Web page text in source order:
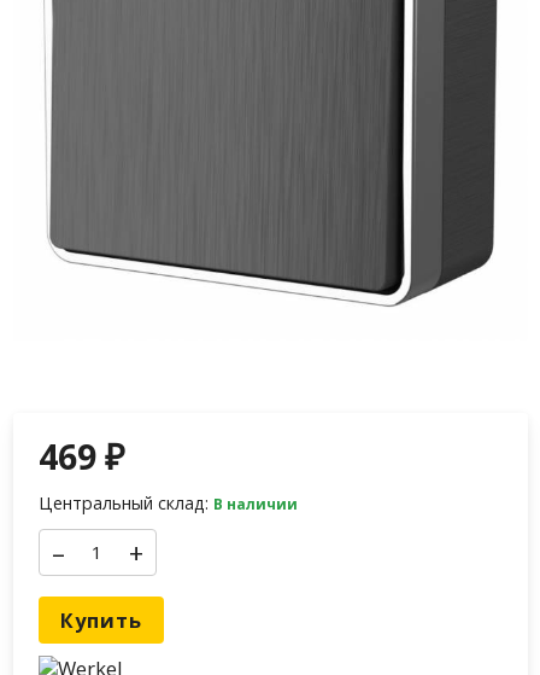
469₽
Центральный склад: В наличии
– +
Купить